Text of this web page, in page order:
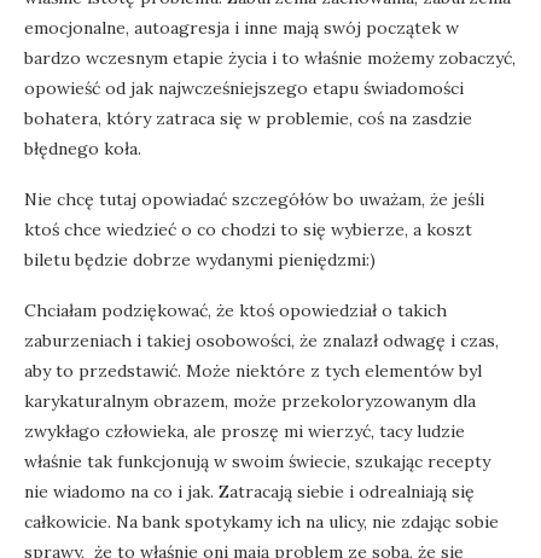
emocjonalne, autoagresja i inne mają swój początek w
bardzo wczesnym etapie życia i to właśnie możemy zobaczyć,
opowieść od jak najwcześniejszego etapu świadomości
bohatera, który zatraca się w problemie, coś na zasdzie
błędnego koła.
Nie chcę tutaj opowiadać szczegółów bo uważam, że jeśli
ktoś chce wiedzieć o co chodzi to się wybierze, a koszt
biletu będzie dobrze wydanymi pieniędzmi:)
Chciałam podziękować, że ktoś opowiedział o takich
zaburzeniach i takiej osobowości, że znalazł odwagę i czas,
aby to przedstawić. Może niektóre z tych elementów byl
karykaturalnym obrazem, może przekoloryzowanym dla
zwykłago człowieka, ale proszę mi wierzyć, tacy ludzie
właśnie tak funkcjonują w swoim świecie, szukając recepty
nie wiadomo na co i jak. Zatracają siebie i odrealniają się
całkowicie. Na bank spotykamy ich na ulicy, nie zdając sobie
sprawy, że to właśnie oni mają problem ze sobą, że się